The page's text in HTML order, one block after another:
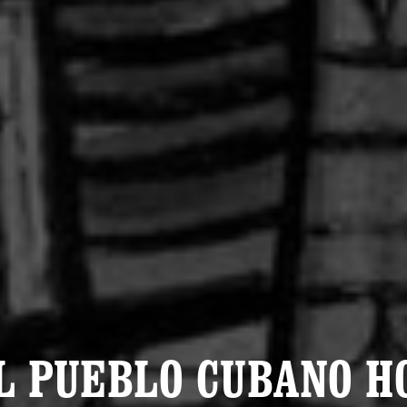
PUEBLO CUBANO